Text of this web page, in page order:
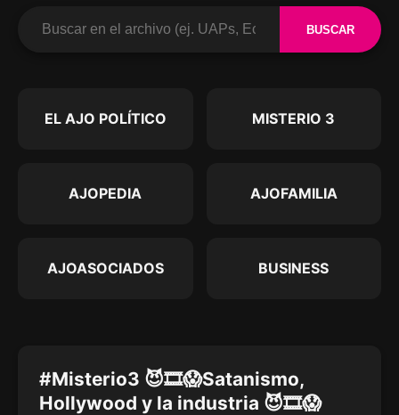
BUSCAR
EL AJO POLÍTICO MISTERIO 3
AJOPEDIA AJOFAMILIA
AJOASOCIADOS BUSINESS
#Misterio3 😈🎞😱Satanismo,
Hollywood y la industria 😈🎞😱